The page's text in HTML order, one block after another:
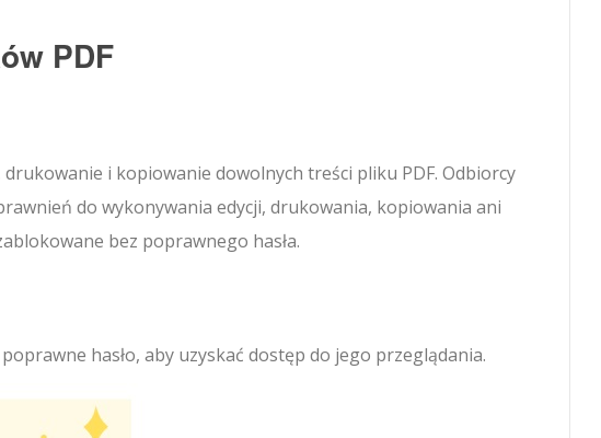
PDF
i kopiowanie dowolnych treści pliku PDF. Odbiorcy
do wykonywania edycji, drukowania, kopiowania ani
bez poprawnego hasła.
hasło, aby uzyskać dostęp do jego przeglądania.